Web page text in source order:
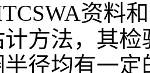
资料
计方法，其
径均有一定